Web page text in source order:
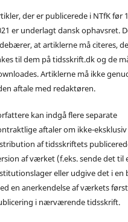
der er publicerede i NTfK før
er underlagt dansk ophavsret.
at artiklerne må citeres,
til dem på tidsskrift.dk og de
Artiklerne må ikke
aftale med redaktøren.
kan indgå flere separate
aftaler om ikke-eksklusiv
af tidsskriftets
af værket (f.eks. sende det til
eller udgive det i en
en anerkendelse af værkets
i nærværende tidsskrift.